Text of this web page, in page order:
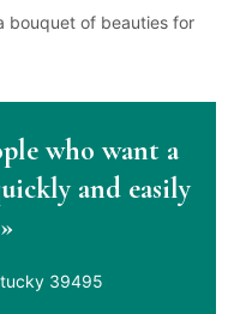
bouquet of beauties for
who want a
and easily
39495